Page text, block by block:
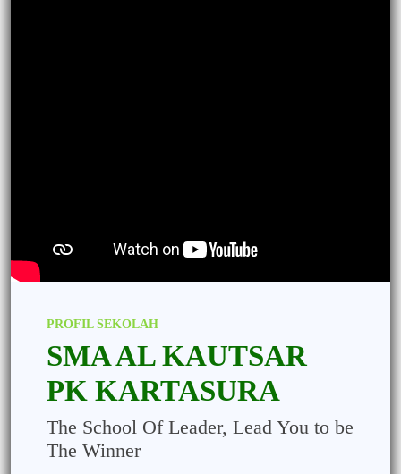
PROFIL SEKOLAH
SMA AL KAUTSAR
PK KARTASURA
The School Of Leader, Lead You to be
The Winner